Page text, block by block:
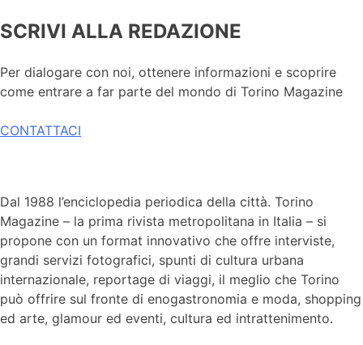
SCRIVI ALLA REDAZIONE
Per dialogare con noi, ottenere informazioni e scoprire
come entrare a far parte del mondo di Torino Magazine
CONTATTACI
Dal 1988 l’enciclopedia periodica della città. Torino
Magazine – la prima rivista metropolitana in Italia – si
propone con un format innovativo che offre interviste,
grandi servizi fotografici, spunti di cultura urbana
internazionale, reportage di viaggi, il meglio che Torino
può offrire sul fronte di enogastronomia e moda, shopping
ed arte, glamour ed eventi, cultura ed intrattenimento.